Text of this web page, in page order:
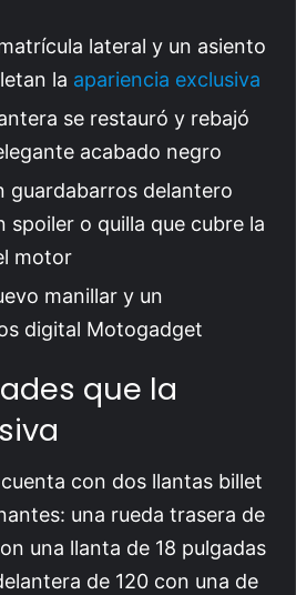
lateral y un asiento
la apariencia exclusiva
se restauró y rebajó
acabado negro
guardabarros delantero
spoiler o quilla que cubre la
motor
manillar y un
digital Motogadget
que la
cuenta con dos llantas billet
una rueda trasera de
una llanta de 18 pulgadas
de 120 con una de